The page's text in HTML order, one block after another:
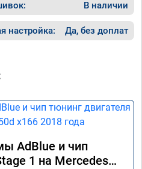
В наличии
настройка: Да, без доплат
AdBlue и чип
1 на Mercedes